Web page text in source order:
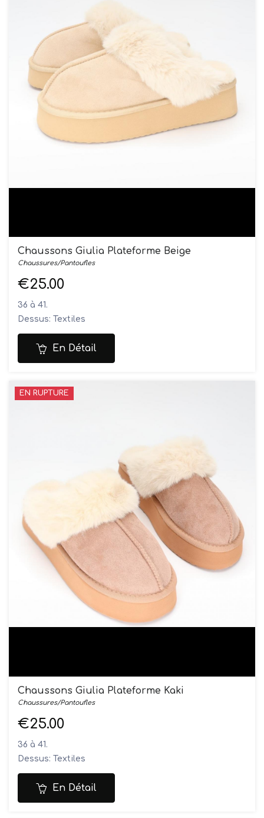
Chaussons Giulia Plateforme Beige
Chaussures/Pantoufles
€25.00
36 à 41.
Dessus: Textiles
Doublure: Textiles
Semelles: Synthétique
En Détail
EN RUPTURE
Chaussons Giulia Plateforme Kaki
Chaussures/Pantoufles
€25.00
36 à 41.
Dessus: Textiles
Doublure: Textiles
Semelles: Synthétique
En Détail